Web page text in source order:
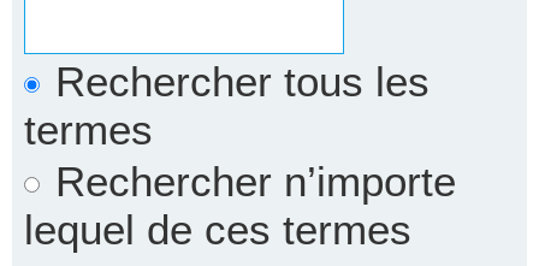
Rechercher tous les
termes
Rechercher n’importe
lequel de ces termes